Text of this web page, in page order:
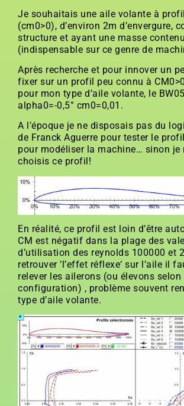
Je souhaitais une aile volante à
(cm0>0), d’environ 2m d’envergure,
structure et ayant une masse
(indispensable sur ce genre de
Après recherche et pour innover un
fixer sur un profil peu connu à
pour mon type d’aile volante, le
alpha0=-0,5° cm0=0,01.
A l’époque je ne disposais pas du
de Franck Aguerre pour tester le
pour modéliser la machine… sinon je
choisis ce profil!
En réalité, ce profil est loin d’être
CM est négatif dans la plage des
d’utilisation des reynolds 100000 et
retrouver ‘l’effet réflexe‘ sur l’aile il
relever les ailerons (ou élevons selon
configuration) , problème souvent
type d’aile volante.